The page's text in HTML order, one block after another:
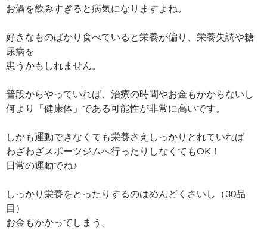
お酒を飲みすぎると病気になりますよね。
好きなものばかり食べていると栄養が偏り、栄養失調や糖
尿病を
患うかもしれません。
普段からやっていれば、治療の時間やお金もかからないし
何より「健康体」である可能性が非常に高いです。
しかも運動できなくても栄養さえしっかりとれていれば
わざわざスポーツジムへ行ったりしなくてもOK！
日常の運動でね♪
しっかり栄養をとったりするのはめんどくさいし（30品
目）
お金もかかってしまう。